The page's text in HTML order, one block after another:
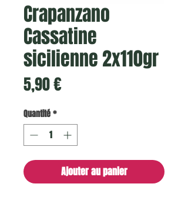
Crapanzano
Cassatine
sicilienne 2x110gr
5,90 €Prix
Quantité*
Ajouter au panier